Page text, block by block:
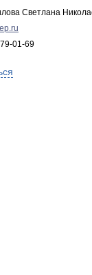
Светлана
01-69